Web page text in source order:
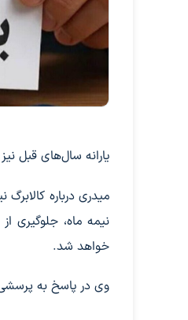
یارانه سال‌های قبل
میدری درباره
نیمه ماه، جلوگیری
خواهد شد.
وی در پاسخ به پرسشی درباره دستمزد ۱۴۰۵ از برگزاری جلسه